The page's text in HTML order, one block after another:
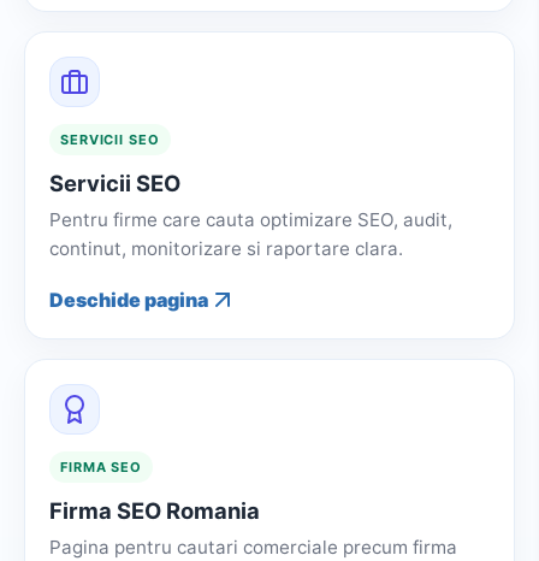
SERVICII SEO
Servicii SEO
Pentru firme care cauta optimizare SEO, audit,
continut, monitorizare si raportare clara.
Deschide pagina
FIRMA SEO
Firma SEO Romania
Pagina pentru cautari comerciale precum firma